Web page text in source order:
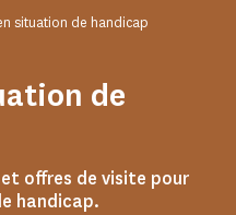
situation de handicap
de
offres de visite pour
handicap.